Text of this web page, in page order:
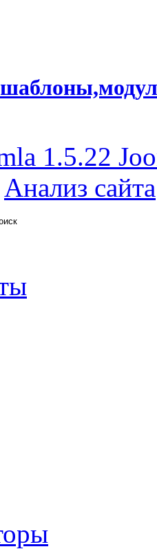
1.5.22
Анализ сайта